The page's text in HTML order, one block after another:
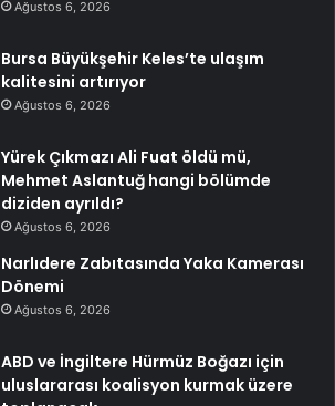
Ağustos 6, 2026
Bursa Büyükşehir Keles’te ulaşım
kalitesini artırıyor
Ağustos 6, 2026
Yürek Çıkmazı Ali Fuat öldü mü,
Mehmet Aslantuğ hangi bölümde
diziden ayrıldı?
Ağustos 6, 2026
Narlıdere Zabıtasında Yaka Kamerası
Dönemi
Ağustos 6, 2026
ABD ve İngiltere Hürmüz Boğazı için
uluslararası koalisyon kurmak üzere